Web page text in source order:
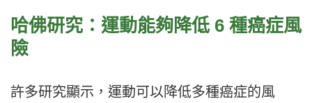
哈佛研究：運動能夠降低 6 種癌症風
險
許多研究顯示，運動可以降低多種癌症的風